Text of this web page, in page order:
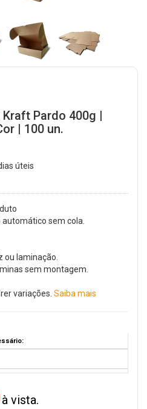
Pardo 400g |
| 100 un.
úteis
sem cola.
ou laminação.
sem montagem.
variações. Saiba mais
vista.